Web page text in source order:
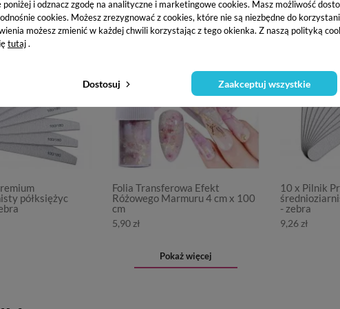
poniżej i odznacz zgodę na analityczne i marketingowe cookies. Masz możliwość
cookies. Możesz zrezygnować z cookies, które nie są niezbędne do
możesz zmienić w każdej chwili korzystając z tego okienka. Z naszą polityką
tutaj.
Dostosuj Zaakceptuj wszystkie
półksiężyc
Folia Transferowa Efekt
Różowego Marmuru 4 cm x 100
cm
5,90 zł
10 x Pilnik
- zebra
9,26 zł
Pokaż więcej